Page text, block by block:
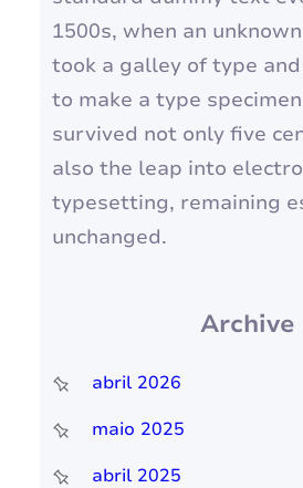
1500s, when an
took a galley of type
to make a type
survived not only five
also the leap into
typesetting, remaining
unchanged.
Archive
abril 2026
maio 2025
abril 2025